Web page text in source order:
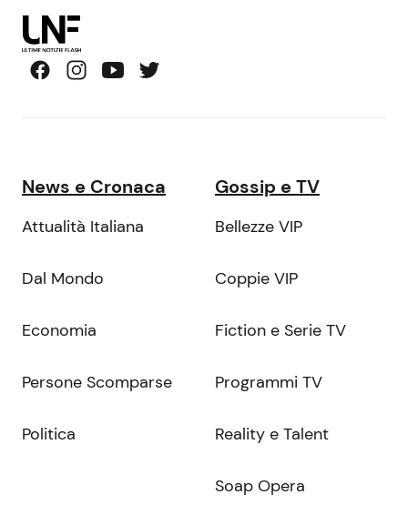
News e Cronaca
Attualità Italiana
Dal Mondo
Economia
Persone Scomparse
Politica
Gossip e TV
Bellezze VIP
Coppie VIP
Fiction e Serie TV
Programmi TV
Reality e Talent
Soap Opera